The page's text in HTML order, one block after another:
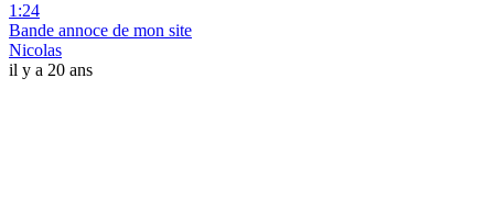
1:24
Bande annoce de mon site
Nicolas
il y a 20 ans